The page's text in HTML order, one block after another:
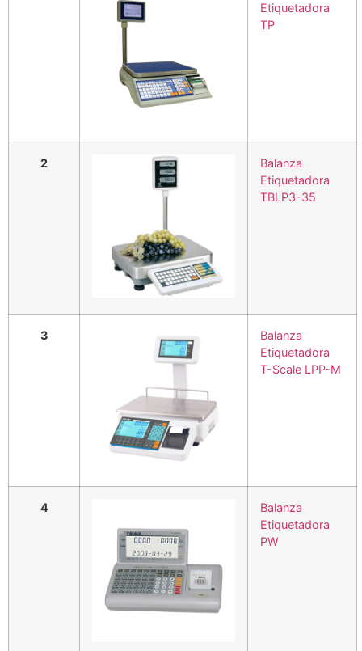
Etiquetadora
TP
2
Balanza
Etiquetadora
TBLP3-35
3
Balanza
Etiquetadora
T-Scale LPP-M
4
Balanza
Etiquetadora
PW